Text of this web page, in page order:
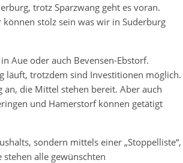
trotz Sparzwang geht es voran.
stolz sein was wir in Suderburg
Aue oder auch Bevensen-Ebstorf.
läuft, trotzdem sind Investitionen möglich.
an, die Mittel stehen bereit. Aber auch
und Hamerstorf können getätigt
sondern mittels einer „Stoppelliste“,
alle gewünschten